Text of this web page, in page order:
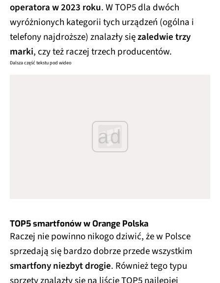
operatora w 2023 roku. W TOP5 dla dwóch
wyróżnionych kategorii tych urządzeń (ogólna i
telefony najdroższe) znalazły sięzaledwie trzy
marki, czy też raczej trzech producentów.
Dalsza część tekstu pod wideo
ad
TOP5 smartfonów w Orange Polska
Raczej nie powinno nikogo dziwić, że w Polsce
sprzedają się bardzo dobrze przede wszystkim
smartfony niezbyt drogie. Również tego typu